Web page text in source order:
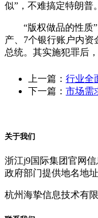
似”，不难搞定特朗普
“版权做品的性质”
产、7个银行账户内
总统。其实施犯罪后
上一篇： 行业全
下一篇： 市场需
关于我们
浙江j9国际集团官网
政府部门提供地名地
杭州海挚信息技术有